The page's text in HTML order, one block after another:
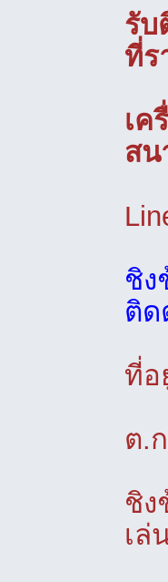
รับ
ที่ร
เค
สน
ชิง
ติด
ที่
ต.
ชิง
เล่